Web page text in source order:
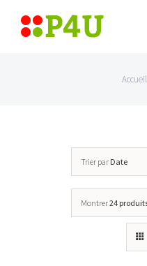
Passer
Accueil
Trier par Date
Montrer24